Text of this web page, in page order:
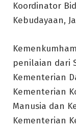
Koordinator
Kebudayaan,
penilaian dari
Kementerian
Kementerian
Manusia dan
Kementerian